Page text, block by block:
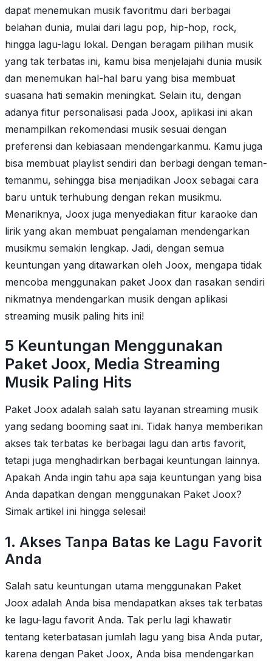
dapat menemukan musik favoritmu dari berbagai
belahan dunia, mulai dari lagu pop, hip-hop, rock,
hingga lagu-lagu lokal. Dengan beragam pilihan musik
yang tak terbatas ini, kamu bisa menjelajahi dunia musik
dan menemukan hal-hal baru yang bisa membuat
suasana hati semakin meningkat. Selain itu, dengan
adanya fitur personalisasi pada Joox, aplikasi ini akan
menampilkan rekomendasi musik sesuai dengan
preferensi dan kebiasaan mendengarkanmu. Kamu juga
bisa membuat playlist sendiri dan berbagi dengan teman-
temanmu, sehingga bisa menjadikan Joox sebagai cara
baru untuk terhubung dengan rekan musikmu.
Menariknya, Joox juga menyediakan fitur karaoke dan
lirik yang akan membuat pengalaman mendengarkan
musikmu semakin lengkap. Jadi, dengan semua
keuntungan yang ditawarkan oleh Joox, mengapa tidak
mencoba menggunakan paket Joox dan rasakan sendiri
nikmatnya mendengarkan musik dengan aplikasi
streaming musik paling hits ini!
5 Keuntungan Menggunakan
Paket Joox, Media Streaming
Musik Paling Hits
Paket Joox adalah salah satu layanan streaming musik
yang sedang booming saat ini. Tidak hanya memberikan
akses tak terbatas ke berbagai lagu dan artis favorit,
tetapi juga menghadirkan berbagai keuntungan lainnya.
Apakah Anda ingin tahu apa saja keuntungan yang bisa
Anda dapatkan dengan menggunakan Paket Joox?
Simak artikel ini hingga selesai!
1. Akses Tanpa Batas ke Lagu Favorit
Anda
Salah satu keuntungan utama menggunakan Paket
Joox adalah Anda bisa mendapatkan akses tak terbatas
ke lagu-lagu favorit Anda. Tak perlu lagi khawatir
tentang keterbatasan jumlah lagu yang bisa Anda putar,
karena dengan Paket Joox, Anda bisa mendengarkan